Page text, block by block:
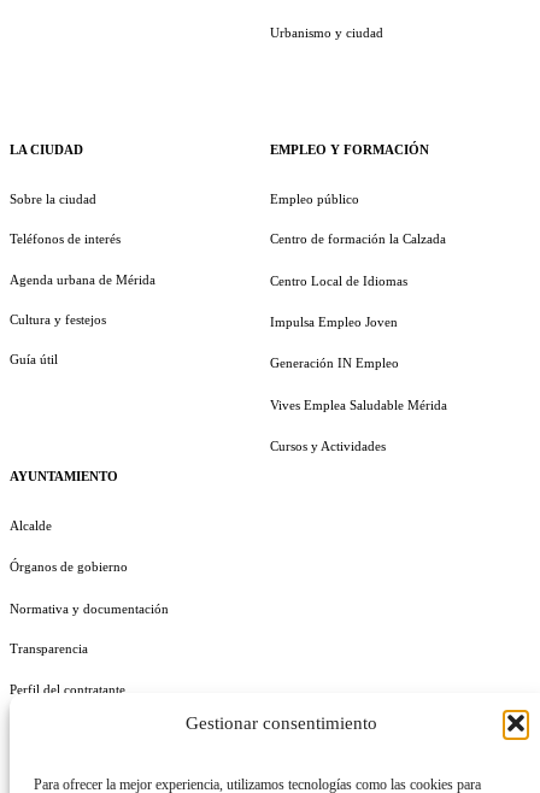
Gestionar consentimiento
Para ofrecer la mejor experiencia, utilizamos tecnologías como las cookies para
LA CIUDAD
Sobre la ciudad
Teléfonos de interés
Agenda urbana de Mérida
Cultura y festejos
Guía útil
AYUNTAMIENTO
Alcalde
Órganos de gobierno
Normativa y documentación
Transparencia
Perfil del contratante
Urbanismo y ciudad
EMPLEO Y FORMACIÓN
Empleo público
Centro de formación la Calzada
Centro Local de Idiomas
Impulsa Empleo Joven
Generación IN Empleo
Vives Emplea Saludable Mérida
Cursos y Actividades